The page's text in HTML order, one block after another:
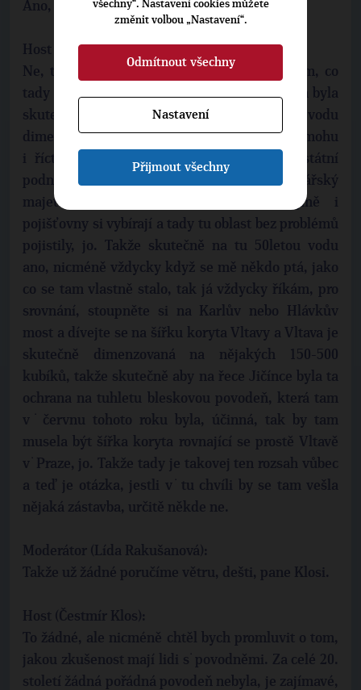
Ano, pan náměstek?
Host (Karel Tureček):
Ne, tak já bych skutečně tady potvrdil jenom, co
tady zaznělo o té Jičínce, že speciálně ta říčka byla
skutečně z˙hlediska tý ochrany na tu 50letou vodu
dimenzována celkem slušně, jo. Ta oblast, to mohu
i říct na tom příkladu, kdy Povodí Odry státní
podnik měl zde ten státní vodohospodářský
majetek pojištěn přímo, což samozřejmě i
pojišťovny si vybírají a tady tu oblast bez problémů
pojistily, jo. Takže skutečně na tu 50letou vodu
ano, nicméně vždycky když se mě někdo ptá, jako
co se tam vlastně stalo, tak já vždycky říkám, pro
srovnání, stoupněte si na Karlův nebo Hlávkův
most a dívejte se na šířku koryta Vltavy a Vltava je
skutečně dimenzovaná na nějakých 150-500
kubíků, takže skutečně aby na řece Jičínce byla ta
ochrana na tuhletu bleskovou povodeň, která tam
v˙červnu tohoto roku byla, účinná, tak by tam
musela být šířka koryta rovnající se prostě Vltavě
v˙Praze, jo. Takže tady je takovej ten rozsah vůbec
a teď je otázka, jestli v˙tu chvíli by se tam vešla
nějaká zástavba, určitě někde ne.
Moderátor (Lída Rakušanová):
Takže už žádné poručíme větru, dešti, pane Klosi.
Host (Čestmír Klos):
To žádné, ale nicméně chtěl bych promluvit o tom,
jakou zkušenost mají lidi s˙povodněmi. Za celé 20.
století žádná pořádná povodeň nebyla, je zajímavé,
všechny“. Nastavení cookies můžete
změnit volbou „Nastavení“.
Odmítnout všechny
Nastavení
Přijmout všechny